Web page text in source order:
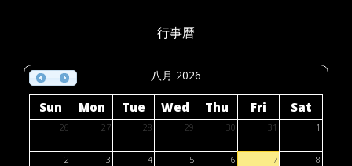
行事曆
八月 2026
Sun Mon Tue Wed Thu Fri Sat
26 27 28 29 30 31 1
2 3 4 5 6 7 8